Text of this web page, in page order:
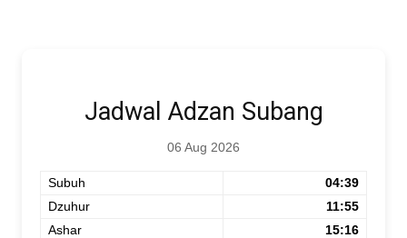
Jadwal Adzan Subang
06 Aug 2026
Subuh
04:39
Dzuhur
11:55
Ashar
15:16